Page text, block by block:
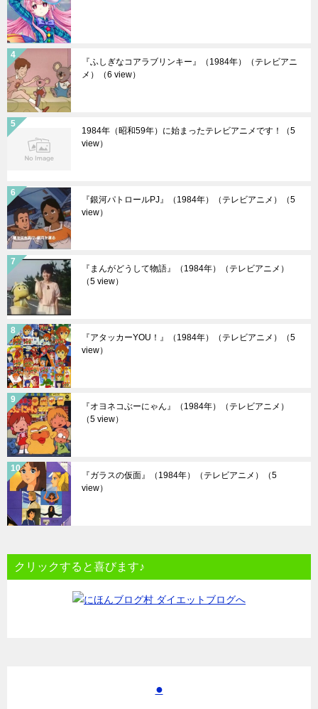
『ふしぎなコアラブリンキー』（1984年）（テレビアニ
メ）
（6 view）
1984年（昭和59年）に始まったテレビアニメです！
（5
view）
『銀河パトロールPJ』（1984年）（テレビアニメ）
（5
view）
『まんがどうして物語』（1984年）（テレビアニメ）
（5 view）
『アタッカーYOU！』（1984年）（テレビアニメ）
（5
view）
『オヨネコぶーにゃん』（1984年）（テレビアニメ）
（5 view）
『ガラスの仮面』（1984年）（テレビアニメ）
（5
view）
クリックすると喜びます♪
●